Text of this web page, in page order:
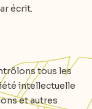
écrit.
tous les
intellectuelle
et autres